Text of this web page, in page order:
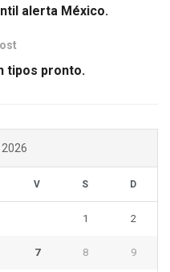
alerta México.
tipos pronto.
2026
V S D
1 2
7 8 9